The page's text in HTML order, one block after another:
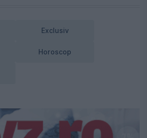
Exclusiv
Horoscop